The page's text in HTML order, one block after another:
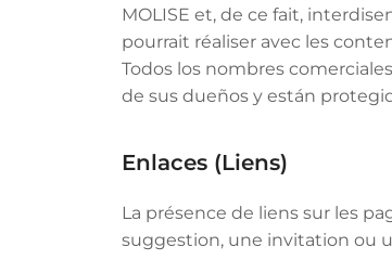
MOLISE et, de ce fait,
pourrait réaliser avec les
Todos los nombres
de sus dueños y están
Enlaces (Liens)
La présence de liens sur les
suggestion, une invitation ou